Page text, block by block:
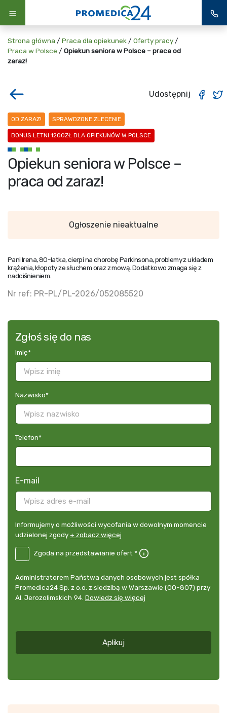
Strona główna / Praca dla opiekunek / Oferty pracy /
Praca w Polsce / Opiekun seniora w Polsce – praca od
zaraz!
Udostępnij
OD ZARAZ! SPRAWDZONE ZLECENIE
BONUS LETNI 1200ZŁ DLA OPIEKUNÓW W POLSCE
Opiekun seniora w Polsce –
praca od zaraz!
Ogłoszenie nieaktualne
Pani Irena, 80-latka, cierpi na chorobę Parkinsona, problemy z układem
krążenia, kłopoty ze słuchem oraz z mową. Dodatkowo zmaga się z
nadciśnieniem.
Nr ref: PR-PL/PL-2026/052085520
Zgłoś się do nas
Imię*
Nazwisko*
Telefon*
E-mail
Informujemy
o
wycofania
dowolnym
momencie
udzielonej
Informujemy o możliwości wycofania w dowolnym momencie
udzielonej zgody+ zobacz więcej
PL
przedstawianie
Zgoda na przedstawianie ofert *
Administrator
danych
osobowych
Administratorem Państwa danych osobowych jest spółka
Promedica24 Sp. z o.o. z siedzibą w Warszawie (00-807) przy
Al. Jerozolimskich 94. Dowiedz się więcej
Aplikuj